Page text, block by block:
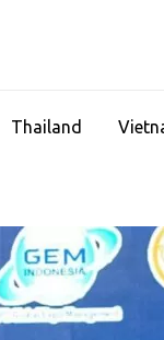
Thailand